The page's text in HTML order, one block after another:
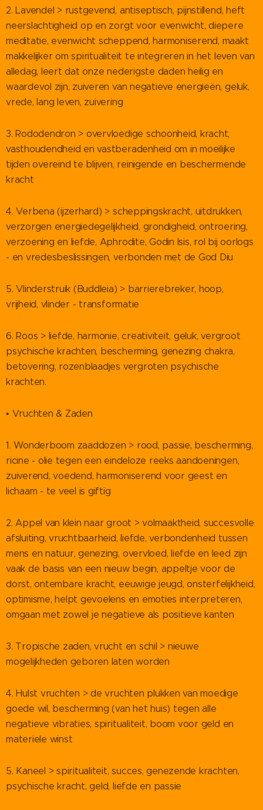
2. Lavendel > rustgevend, antiseptisch, pijnstillend, heft
neerslachtigheid op en zorgt voor evenwicht, diepere
meditatie, evenwicht scheppend, harmoniserend, maakt
makkelijker om spiritualiteit te integreren in het leven van
alledag, leert dat onze nederigste daden heilig en
waardevol zijn, zuiveren van negatieve energieën, geluk,
vrede, lang leven, zuivering
3. Rododendron > overvloedige schoonheid, kracht,
vasthoudendheid en vastberadenheid om in moeilijke
tijden overeind te blijven, reinigende en beschermende
kracht
4. Verbena (ijzerhard) > scheppingskracht, uitdrukken,
verzorgen energiedegelijkheid, grondigheid, ontroering,
verzoening en liefde, Aphrodite, Godin Isis, rol bij oorlogs
- en vredesbeslissingen, verbonden met de God Diu
5. Vlinderstruik (Buddleia) > barrierebreker, hoop,
vrijheid, vlinder - transformatie
6. Roos > liefde, harmonie, creativiteit, geluk, vergroot
psychische krachten, bescherming, genezing chakra,
betovering, rozenblaadjes vergroten psychische
krachten.
• Vruchten & Zaden
1. Wonderboom zaaddozen > rood, passie, bescherming,
ricine - olie tegen een eindeloze reeks aandoeningen,
zuiverend, voedend, harmoniserend voor geest en
lichaam - te veel is giftig
2. Appel van klein naar groot > volmaaktheid, succesvolle
afsluiting, vruchtbaarheid, liefde, verbondenheid tussen
mens en natuur, genezing, overvloed, liefde en leed zijn
vaak de basis van een nieuw begin, appeltje voor de
dorst, ontembare kracht, eeuwige jeugd, onsterfelijkheid,
optimisme, helpt gevoelens en emoties interpreteren,
omgaan met zowel je negatieve als positieve kanten
3. Tropische zaden, vrucht en schil > nieuwe
mogelijkheden geboren laten worden
4. Hulst vruchten > de vruchten plukken van moedige
goede wil, bescherming (van het huis) tegen alle
negatieve vibraties, spiritualiteit, boom voor geld en
materiele winst
5. Kaneel > spiritualiteit, succes, genezende krachten,
psychische kracht, geld, liefde en passie